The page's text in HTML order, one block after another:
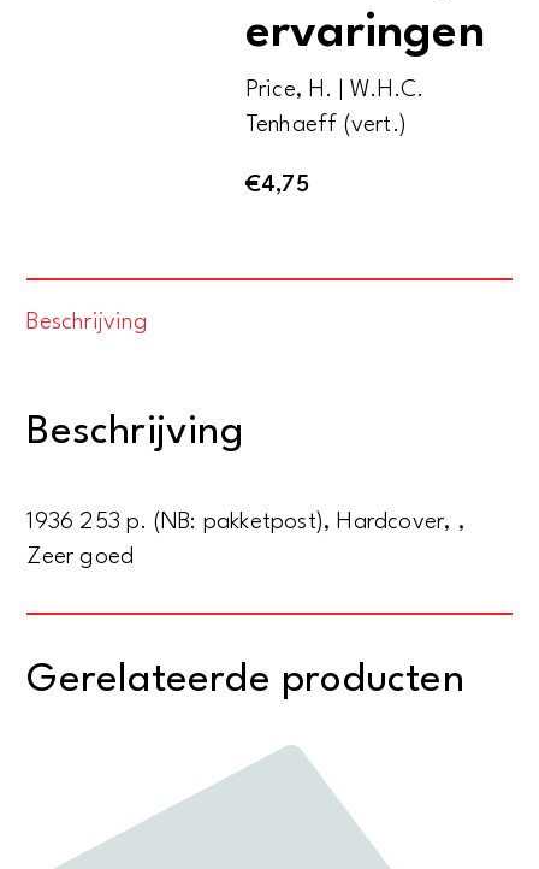
ervaringen
Price, H. | W.H.C.
Tenhaeff (vert.)
€4,75
Beschrijving
Beschrijving
1936 253 p. (NB: pakketpost), Hardcover, ,
Zeer goed
Gerelateerde producten